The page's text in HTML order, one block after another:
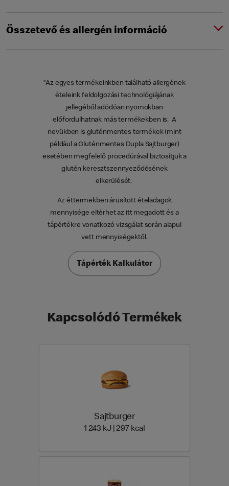
Összetevő és allergén információ
*Az egyes termékeinkben található allergének
ételeink feldolgozási technológiájának
jellegéből adódóan nyomokban
előfordulhatnak más termékekben is. A
nevükben is gluténmentes termékek (mint
például a Gluténmentes Dupla Sajtburger)
esetében megfelelő procedúrával biztosítjuk a
glutén keresztszennyeződésének
elkerülését.
Az éttermekben árusított ételadagok
mennyisége eltérhet az itt megadott és a
tápértékre vonatkozó vizsgálat során alapul
vett mennyiségektől.
Tápérték Kalkulátor
Kapcsolódó Termékek
Sajtburger
1 243 kJ | 297 kcal